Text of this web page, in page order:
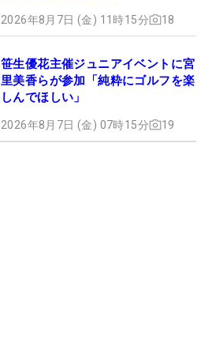
2026年8月7日 (金) 11時15分 18
笹生優花主催ジュニアイベントに宮
里美香らが参加「純粋にゴルフを楽
しんでほしい」
2026年8月7日 (金) 07時15分 19